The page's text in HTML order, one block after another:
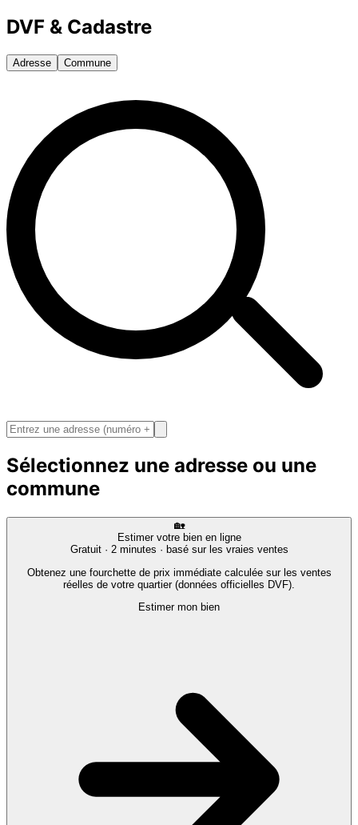
DVF & Cadastre
Adresse Commune
Sélectionnez une adresse ou une
commune
🏡
Estimer votre bien en ligne
Gratuit · 2 minutes · basé sur les vraies ventes
Obtenez une fourchette de prix immédiate calculée sur les ventes
réelles de votre quartier (données officielles DVF).
Estimer mon bien